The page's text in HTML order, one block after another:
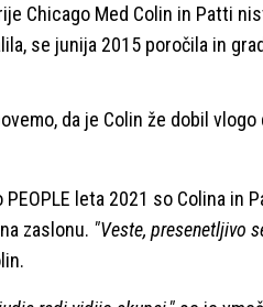
Chicago Med Colin in Patti
se junija 2015 poročila in
da je Colin že dobil
leta 2021 so Colina in
zaslonu. "Veste, presenetljivo